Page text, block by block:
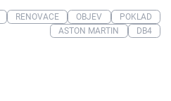
RENOVACE OBJEV
POKLAD
ASTON MARTIN
DB4